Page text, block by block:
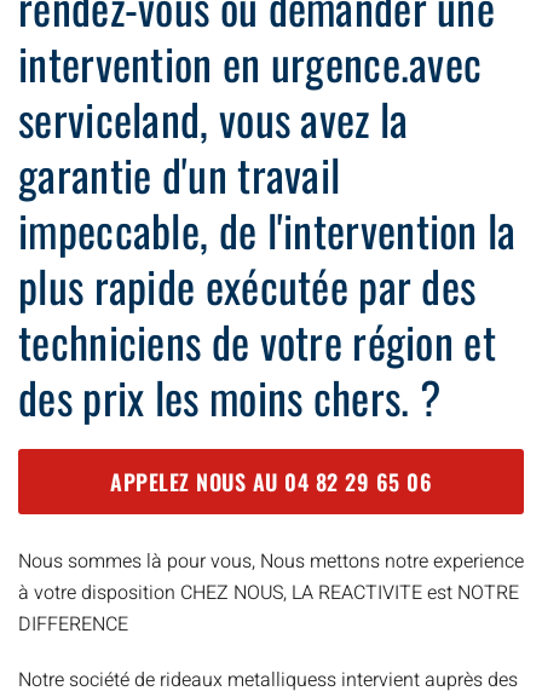
intervention en urgence.avec
serviceland, vous avez la
garantie d'un travail
impeccable, de l'intervention la
plus rapide exécutée par des
techniciens de votre région et
des prix les moins chers. ?
APPELEZ NOUS AU 04 82 29 65 06
Nous sommes là pour vous, Nous mettons notre experience
à votre disposition CHEZ NOUS, LA REACTIVITE est NOTRE
DIFFERENCE
Notre société de rideaux metalliquess intervient auprès des